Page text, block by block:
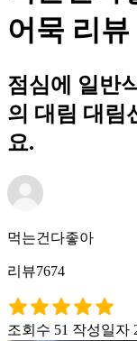
어묵 리뷰
점심에 일반
의 대림 대림
요.
먹는건다좋아
리뷰7674
조회수 51 작성일자